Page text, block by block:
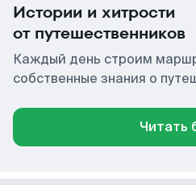
Истории и хитрости
от путешественников
Каждый день строим
собственные знания о
Читать